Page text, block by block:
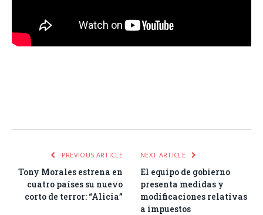
PREVIOUS ARTICLE
Tony Morales estrena en
cuatro países su nuevo
corto de terror: “Alicia”
NEXT ARTICLE
El equipo de gobierno
presenta medidas y
modificaciones relativas
a impuestos